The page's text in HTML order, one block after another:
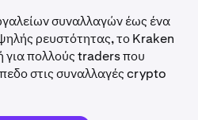
συναλλαγών έως ένα
ρευστότητας, το Kraken
για πολλούς traders που
στις συναλλαγές crypto